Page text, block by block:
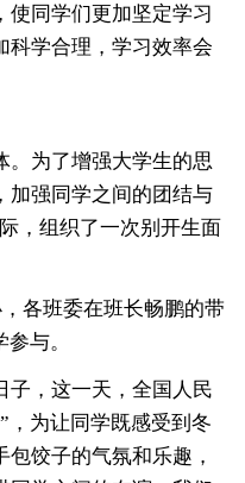
使同学们更加坚定学习
科学合理，学习效率会
。为了增强大学生的思
加强同学之间的团结与
，组织了一次别开生面
各班委在班长畅鹏的带
与。
子，这一天，全国人民
，为让同学既感受到冬
饺子的气氛和乐趣，